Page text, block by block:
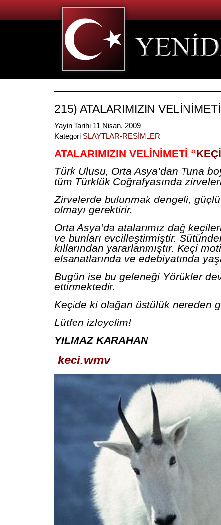
215) ATALARIMIZIN
Yayin Tarihi 11 Nisan, 2009
Kategori SLAYTLAR-RESİMLER
ATALARIMIZIN VELİNİMETİ “KEÇİ
Türk Ulusu, Orta Asya’dan Tuna
tüm Türklük Coğrafyasında
Zirvelerde bulunmak dengeli, güçlü
olmayı gerektirir.
Orta Asya’da atalarımız dağ
ve bunları evcilleştirmiştir.
kıllarından yararlanmıştır. Keçi
elsanatlarında ve edebiyatında
Bugün ise bu geleneği Yörükler
ettirmektedir.
Keçide ki olağan üstülük nereden
Lütfen izleyelim!
YILMAZ KARAHAN
keci.wmv